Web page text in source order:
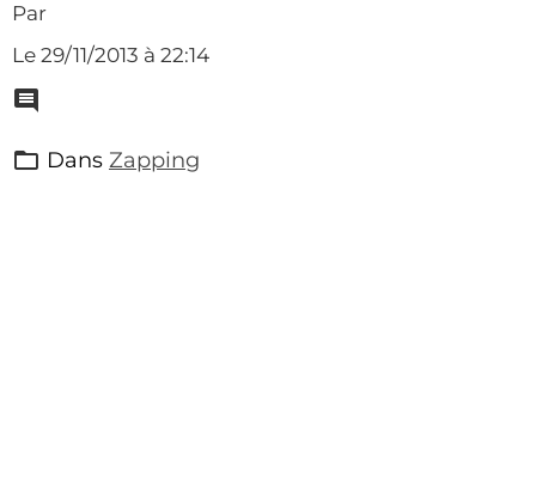
Par
Le 29/11/2013 à 22:14
Dans Zapping